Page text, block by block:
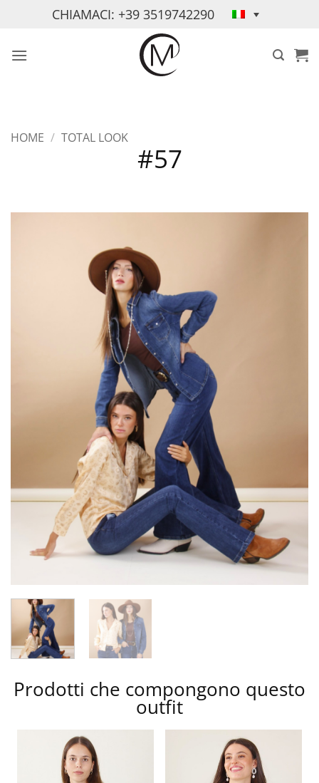
CHIAMACI: +39 3519742290
HOME / TOTAL LOOK
#57
Prodotti che compongono questo
outfit